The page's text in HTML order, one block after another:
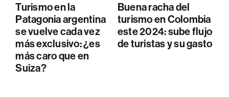
Turismo en la
Patagonia argentina
se vuelve cada vez
más exclusivo: ¿es
más caro que en
Suiza?
Buena racha del
turismo en Colombia
este 2024: sube flujo
de turistas y su gasto